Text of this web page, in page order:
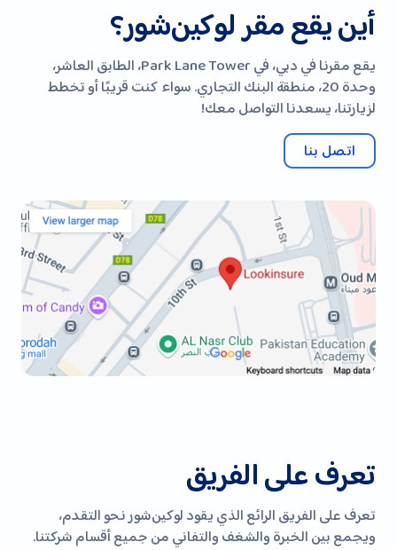
أين يقع مقر لوكين‌شور؟
يقع مقرنا في دبي، في Park Lane Tower، الطابق العاشر،
وحدة 20، منطقة البنك التجاري. سواء كنت قريبًا أو تخطط
لزيارتنا، يسعدنا التواصل معك!
اتصل بنا
تعرف على الفريق
تعرف على الفريق الرائع الذي يقود لوكين‌شور نحو التقدم،
ويجمع بين الخبرة والشغف والتفاني من جميع أقسام شركتنا.